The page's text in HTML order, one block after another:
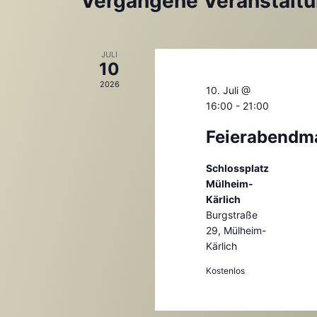
Veranstaltungen
JULI
10
2026
10. Juli @
16:00 - 21:00
Schlossplatz
Mülheim-
Kärlich
Burgstraße
29, Mülheim-
Kärlich
Kostenlos